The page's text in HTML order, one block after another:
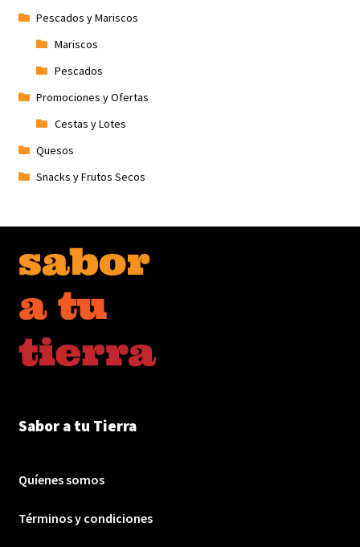
Pescados y Mariscos
Mariscos
Pescados
Promociones y Ofertas
Cestas y Lotes
Quesos
Snacks y Frutos Secos
Sabor a tu Tierra
Quíenes somos
Términos y condiciones